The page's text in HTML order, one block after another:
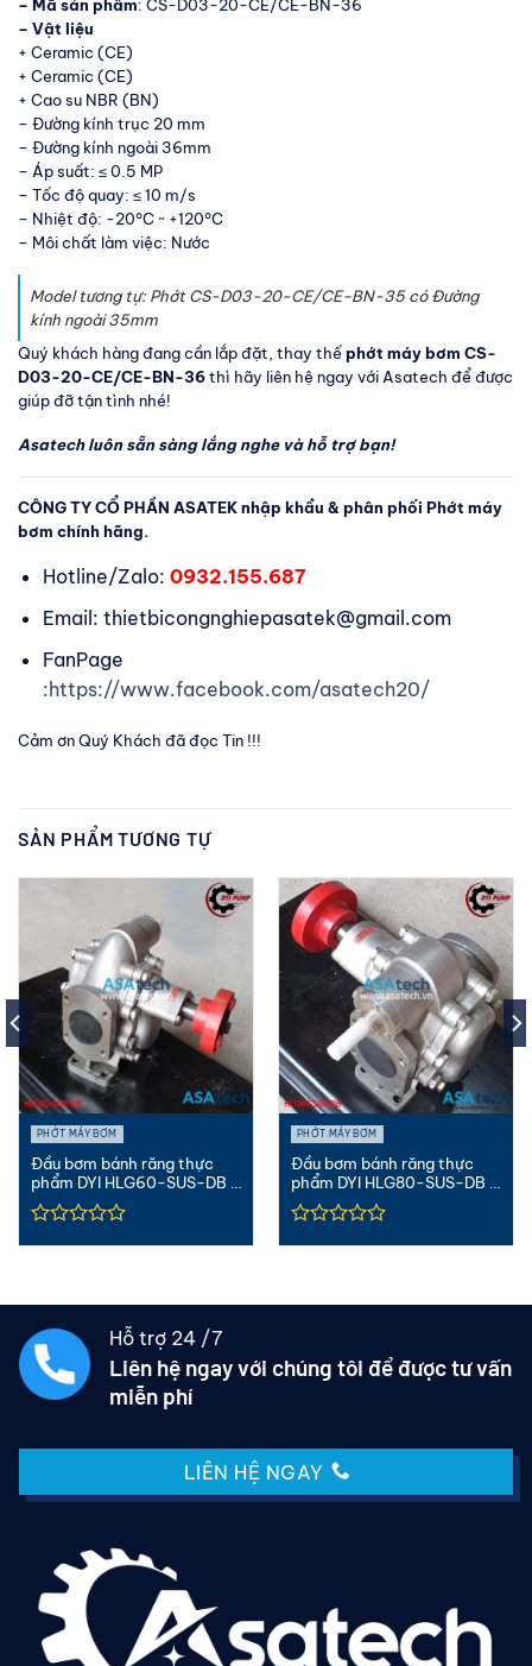
– Mã sản phẩm: CS-D03-20-CE/CE-BN-36
– Vật liệu
+ Ceramic (CE)
+ Ceramic (CE)
+ Cao su NBR (BN)
– Đường kính trục 20 mm
– Đường kính ngoài 36mm
– Áp suất: ≤ 0.5 MP
– Tốc độ quay: ≤ 10 m/s
– Nhiệt độ: -20°C ~ +120°C
– Môi chất làm việc: Nước
Model tương tự: Phớt CS-D03-20-CE/CE-BN-35 có Đường
kính ngoài 35mm
Quý khách hàng đang cần lắp đặt, thay thế phớt máy bơm CS-
D03-20-CE/CE-BN-36thì hãy liên hệ ngay với Asatech để được
giúp đỡ tận tình nhé!
Asatech luôn sẵn sàng lắng nghe và hỗ trợ bạn!
CÔNG TY CỔ PHẦN ASATEK nhập khẩu & phân phối Phớt máy
bơm chính hãng.
Hotline/Zalo: 0932.155.687
Email: thietbicongnghiepasatek@gmail.com
FanPage
:https://www.facebook.com/asatech20/
Cảm ơn Quý Khách đã đọc Tin !!!
SẢN PHẨM TƯƠNG TỰ
PHỚT MÁY BƠM
Đầu bơm bánh răng thực
phẩm DYI HLG60-SUS-DB |
3″ Inox
PHỚT MÁY BƠM
Đầu bơm bánh răng thực
phẩm DYI HLG80-SUS-DB |
4″ Inox
Hỗ trợ 24 /7
Liên hệ ngay với chúng tôi để được tư vấn
miễn phí
LIÊN HỆ NGAY